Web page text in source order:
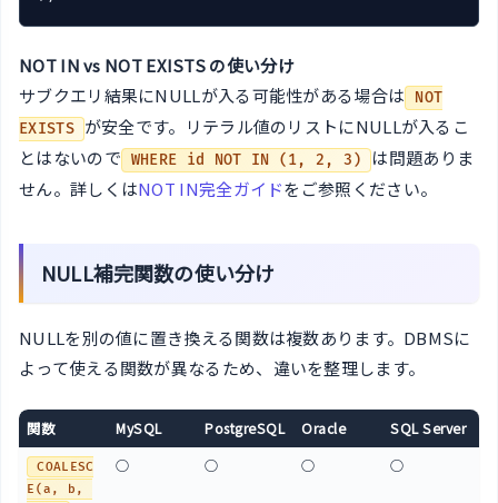
NOT IN vs NOT EXISTS の使い分け
サブクエリ結果にNULLが入る可能性がある場合は
NOT
EXISTS が安全です。リテラル値のリストにNULLが入るこ
とはないので
WHERE id NOT IN (1, 2, 3)
は問題ありま
せん。詳しくはNOT IN完全ガイドをご参照ください。
NULL補完関数の使い分け
NULLを別の値に置き換える関数は複数あります。DBMSに
よって使える関数が異なるため、違いを整理します。
関数 MySQL PostgreSQL Oracle SQL Server
COALESC
E(a, b,
○ ○ ○ ○